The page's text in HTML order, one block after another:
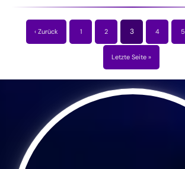
‹ Zurück 1 2 3 4 5
Letzte Seite »